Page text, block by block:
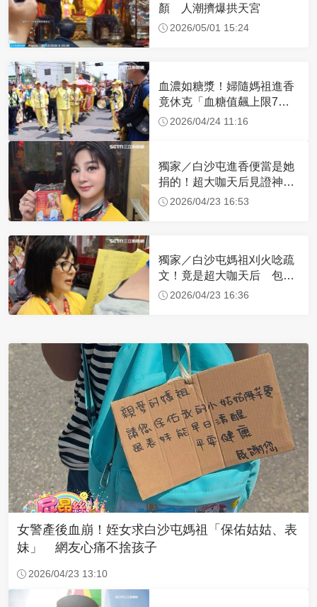
顏 人潮擠爆拱天宮
2026/05/01 15:24
血濃如糖漿！婦隨媽祖進香
竟休克「血糖值飆上限7
倍」 醫曝原因
2026/04/24 11:16
獨家／白沙屯進香便當是她
捐的！超大咖天后見證神
蹟 一靠近媽祖就爆哭
2026/04/23 16:53
獨家／白沙屯媽祖刈火唸疏
文！竟是超大咖天后 包尿
布忍尿5小時不喊累
2026/04/23 16:36
女警產後血崩！姪女求白沙屯媽祖「保佑姑姑、表
妹」 網友心痛不捨孩子
2026/04/23 13:10